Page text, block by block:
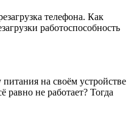
телефона. Как
работоспособность
на своём устройстве
равно не работает? Тогда